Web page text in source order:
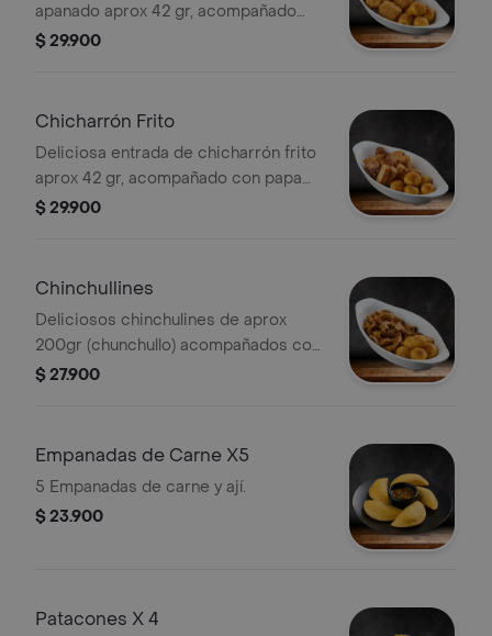
apanado aprox 42 gr, acompañado
con papa criolla.
$ 29.900
Chicharrón Frito
Deliciosa entrada de chicharrón frito
aprox 42 gr, acompañado con papa
criolla.
$ 29.900
Chinchullines
Deliciosos chinchulines de aprox
200gr (chunchullo) acompañados con
papa criolla.
$ 27.900
Empanadas de Carne X5
5 Empanadas de carne y ají.
$ 23.900
Patacones X 4